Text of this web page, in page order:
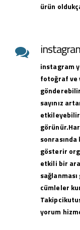
ürün
instagram
fotoğraf ve
sayınız
sonrasında
gösterir
etkili bir
cümleler
yorum